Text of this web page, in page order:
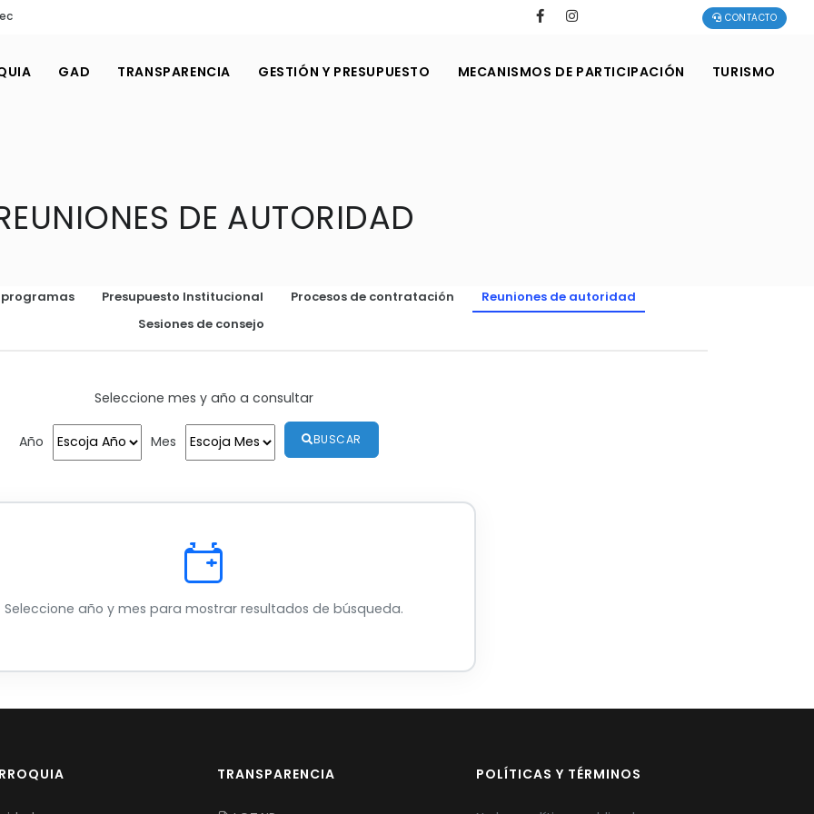
CONTACTO
GAD TRANSPARENCIA GESTIÓN Y PRESUPUESTO MECANISMOS DE PARTICIPACIÓN TURISMO
DE AUTORIDAD
programas Presupuesto Institucional Procesos de contratación
Reuniones de autoridad
Sesiones de consejo
Seleccione mes y año a consultar
Año Mes BUSCAR
Seleccione año y mes para mostrar resultados de búsqueda.
TRANSPARENCIA POLÍTICAS Y TÉRMINOS